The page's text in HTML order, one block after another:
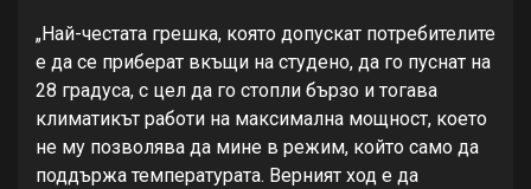
„Най-честата грешка, която допускат потребителите
е да се приберат вкъщи на студено, да го пуснат на
28 градуса, с цел да го стопли бързо и тогава
климатикът работи на максимална мощност, което
не му позволява да мине в режим, който само да
поддържа температурата. Верният ход е да